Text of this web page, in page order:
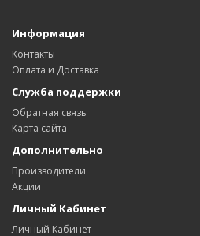
Информация
Контакты
Оплата и Доставка
Служба поддержки
Обратная связь
Карта сайта
Дополнительно
Производители
Акции
Личный Кабинет
Личный Кабинет